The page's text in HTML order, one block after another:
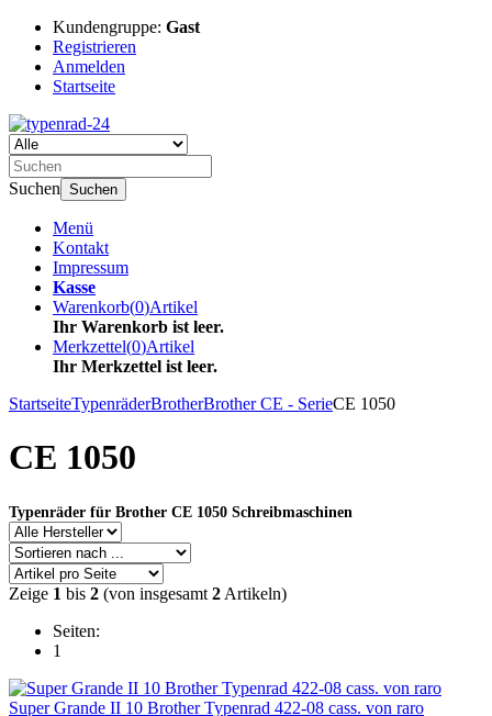
Kundengruppe: Gast
Registrieren
Anmelden
Startseite
Suchen Suchen
Menü
Kontakt
Impressum
Kasse
Warenkorb(0)Artikel
Ihr Warenkorb ist leer.
Merkzettel(0)Artikel
Ihr Merkzettel ist leer.
StartseiteTypenräderBrotherBrother CE - SerieCE 1050
CE 1050
Typenräder für Brother CE 1050 Schreibmaschinen
Zeige 1 bis 2 (von insgesamt 2 Artikeln)
Seiten:
1
Super Grande II 10 Brother Typenrad 422-08 cass. von raro